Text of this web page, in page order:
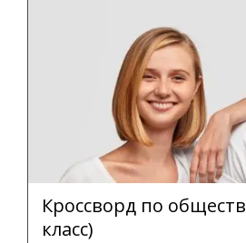
Кроссворд по
класс)